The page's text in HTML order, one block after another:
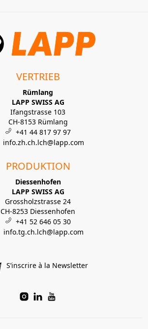
VERTRIEB
Rümlang
LAPP SWISS AG
Ifangstrasse 103
CH-8153 Rümlang
+41 44 817 97 97
info.zh.ch.lch@lapp.com
PRODUKTION
Diessenhofen
LAPP SWISS AG
Grossholzstrasse 24
CH-8253 Diessenhofen
+41 52 646 05 30
info.tg.ch.lch@lapp.com
S’inscrire à la Newsletter